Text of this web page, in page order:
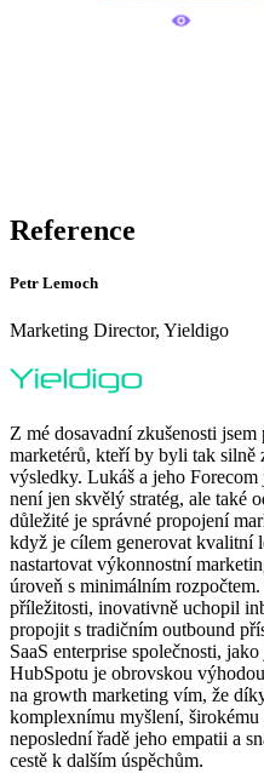
Reference
Petr Lemoch
Marketing Director, Yieldigo
Z mé dosavadní zkušenosti
marketérů, kteří by byli tak silně
výsledky. Lukáš a jeho
není jen skvělý stratég, ale také
důležité je správné propojení
když je cílem generovat kvalitní
nastartovat výkonnostní
úroveň s minimálním
příležitosti, inovativně uchopil
propojit s tradičním outbound
SaaS enterprise společnosti,
HubSpotu je obrovskou
na growth marketing vím, že
komplexnímu myšlení,
neposlední řadě jeho empatii a
cestě k dalším úspěchům.